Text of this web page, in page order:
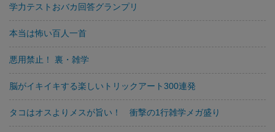
学力テストおバカ回答グランプリ
本当は怖い百人一首
悪用禁止！ 裏・雑学
脳がイキイキする楽しいトリックアート300連発
タコはオスよりメスが旨い！ 衝撃の1行雑学メガ盛り